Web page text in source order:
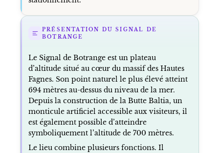
PRÉSENTATION DU SIGNAL DE
BOTRANGE
Le Signal de Botrange est un plateau
d’altitude situé au cœur du massif des Hautes
Fagnes. Son point naturel le plus élevé atteint
694 mètres au-dessus du niveau de la mer.
Depuis la construction de la Butte Baltia, un
monticule artificiel accessible aux visiteurs, il
est également possible d’atteindre
symboliquement l’altitude de 700 mètres.
Le lieu combine plusieurs fonctions. Il